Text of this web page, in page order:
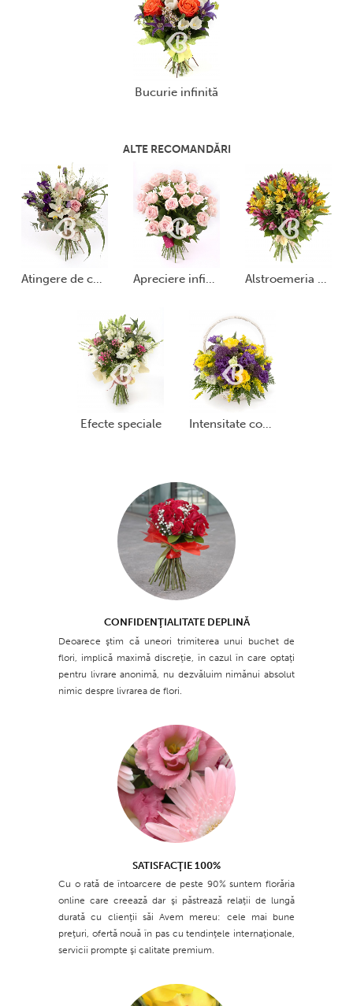
bucurie infinită
ALTE RECOMANDĂRI
atingere de catifea apreciere infinită alstroemeria multicoloră
efecte speciale intensitate copleșitoare
CONFIDENŢIALITATE DEPLINĂ
Deoarece ştim că uneori trimiterea unui buchet de
flori, implică maximă discreţie, în cazul în care optaţi
pentru livrare anonimă, nu dezvăluim nimănui absolut
nimic despre livrarea de flori.
SATISFACŢIE 100%
Cu o rată de întoarcere de peste 90% suntem florăria
online care creează dar şi păstrează relaţii de lungă
durată cu clienţii săi Avem mereu: cele mai bune
preţuri, ofertă nouă în pas cu tendinţele internaţionale,
servicii prompte şi calitate premium.